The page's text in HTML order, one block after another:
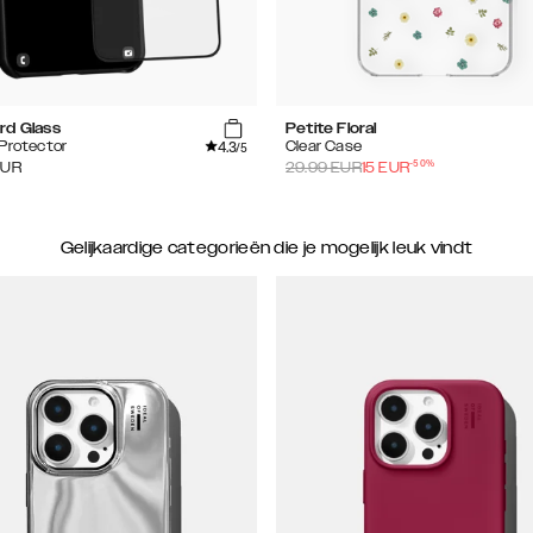
Glass
4.3/5
Petite Floral
Clear Case
29.99EUR15 EUR-50%
Gelijkaardige categorieën die je mogelijk leuk vindt